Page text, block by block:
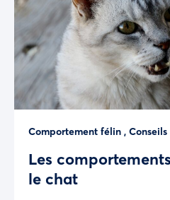
Comportement félin , Conseils
Les
le chat